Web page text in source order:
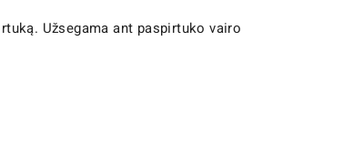
Užsegama ant paspirtuko vairo